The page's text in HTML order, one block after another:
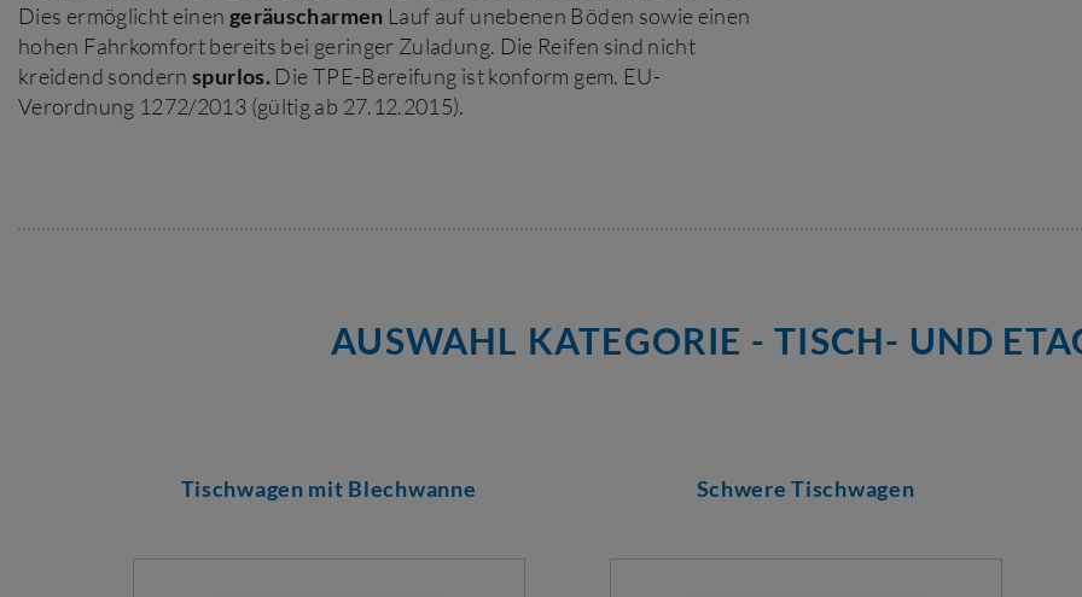
Dies ermöglicht einen geräuscharmen Lauf auf unebenen Böden sowie einen
hohen Fahrkomfort bereits bei geringer Zuladung. Die Reifen sind nicht
kreidend sondernspurlos. Die TPE-Bereifung ist konform gem. EU-
Verordnung 1272/2013 (gültig ab 27.12.2015).
AUSWAHL KATEGORIE - TISCH- UND
Tischwagen mit Blechwanne Schwere Tischwagen